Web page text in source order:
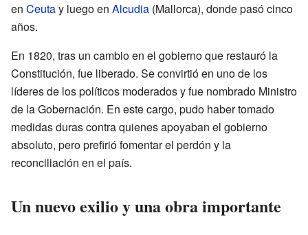
en Ceutay luego en Alcudia (Mallorca), donde pasó cinco
años.
En 1820, tras un cambio en el gobierno que restauró la
Constitución, fue liberado. Se convirtió en uno de los
líderes de los políticos moderados y fue nombrado Ministro
de la Gobernación. En este cargo, pudo haber tomado
medidas duras contra quienes apoyaban el gobierno
absoluto, pero prefirió fomentar el perdón y la
reconciliación en el país.
Un nuevo exilio y una obra importante